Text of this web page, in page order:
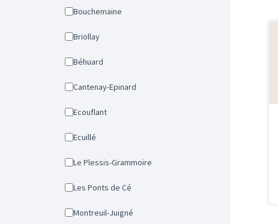
Bouchemaine
Briollay
Béhuard
Cantenay-Epinard
Ecouflant
Ecuillé
Le Plessis-Grammoire
Les Ponts de Cé
Montreuil-Juigné